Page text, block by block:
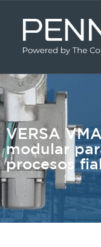
VERSA
modular
procesos